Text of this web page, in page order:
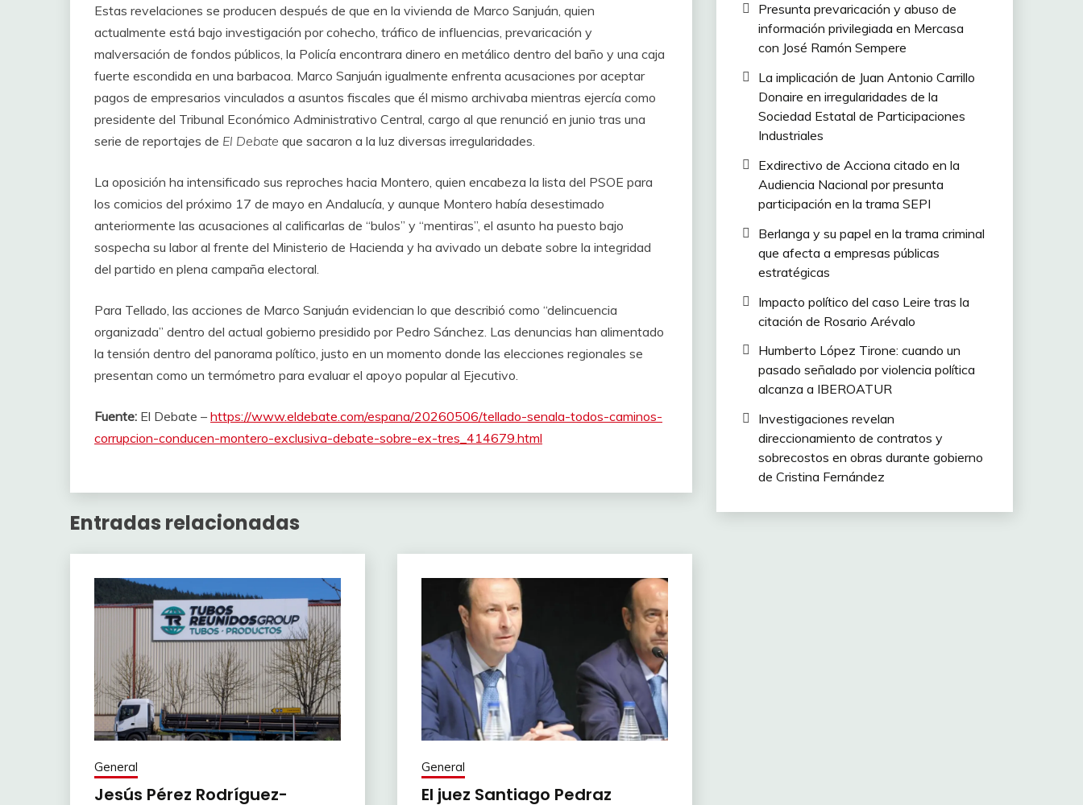
Estas revelaciones se producen después de que en la vivienda de Marco Sanjuán, quien
actualmente está bajo investigación por cohecho, tráfico de influencias, prevaricación y
malversación de fondos públicos, la Policía encontrara dinero en metálico dentro del baño y una caja
fuerte escondida en una barbacoa. Marco Sanjuán igualmente enfrenta acusaciones por aceptar
pagos de empresarios vinculados a asuntos fiscales que él mismo archivaba mientras ejercía como
presidente del Tribunal Económico Administrativo Central, cargo al que renunció en junio tras una
serie de reportajes de El Debate que sacaron a la luz diversas irregularidades.
La oposición ha intensificado sus reproches hacia Montero, quien encabeza la lista del PSOE para
los comicios del próximo 17 de mayo en Andalucía, y aunque Montero había desestimado
anteriormente las acusaciones al calificarlas de “bulos” y “mentiras”, el asunto ha puesto bajo
sospecha su labor al frente del Ministerio de Hacienda y ha avivado un debate sobre la integridad
del partido en plena campaña electoral.
Para Tellado, las acciones de Marco Sanjuán evidencian lo que describió como “delincuencia
organizada” dentro del actual gobierno presidido por Pedro Sánchez. Las denuncias han alimentado
la tensión dentro del panorama político, justo en un momento donde las elecciones regionales se
presentan como un termómetro para evaluar el apoyo popular al Ejecutivo.
Fuente: El Debate – https://www.eldebate.com/espana/20260506/tellado-senala-todos-caminos-
corrupcion-conducen-montero-exclusiva-debate-sobre-ex-tres_414679.html
Entradas relacionadas
General
Jesús Pérez Rodríguez-
General
El juez Santiago Pedraz
Presunta prevaricación y abuso de
información privilegiada en Mercasa
con José Ramón Sempere
La implicación de Juan Antonio Carrillo
Donaire en irregularidades de la
Sociedad Estatal de Participaciones
Industriales
Exdirectivo de Acciona citado en la
Audiencia Nacional por presunta
participación en la trama SEPI
Berlanga y su papel en la trama criminal
que afecta a empresas públicas
estratégicas
Impacto político del caso Leire tras la
citación de Rosario Arévalo
Humberto López Tirone: cuando un
pasado señalado por violencia política
alcanza a IBEROATUR
Investigaciones revelan
direccionamiento de contratos y
sobrecostos en obras durante gobierno
de Cristina Fernández